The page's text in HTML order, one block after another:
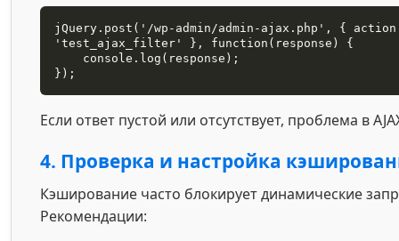
jQuery.post('/wp-admin/admin-ajax.php', {
'test_ajax_filter' }, function(response) {
});
Если ответ пустой или отсутствует, проблема в
4. Проверка и настройка
Кэширование часто блокирует динамические
Рекомендации: